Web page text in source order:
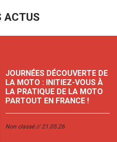
ACTUS
JOURNÉES DÉCOUVERTE DE
LA MOTO : INITIEZ-VOUS À
LA PRATIQUE DE LA MOTO
PARTOUT EN FRANCE !
Non classé 21.05.26